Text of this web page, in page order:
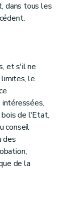
dans tous les
et s'il ne
le
bois de l'Etat,
conseil
des
de la